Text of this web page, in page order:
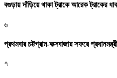
বগুড়ায় দাঁড়িয়ে থাকা ট্রাকে আরেক ট্রাকের
৬
প্রথমবার চট্টগ্রাম-কক্সবাজার সফরে
৭